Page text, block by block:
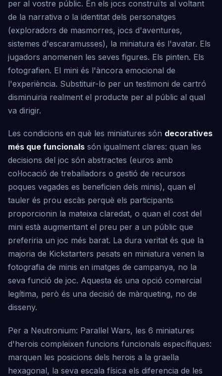
per al vostre públic. En els jocs construïts al voltant
de la narrativa o la identitat dels personatges
(exploradors de masmorres, jocs d'aventures,
sistemes d'escaramusses), la miniatura és l'avatar. Els
jugadors anomenen les seves figures. Els pinten. Els
fotografien. El mini és l'àncora emocional de
l'experiència. Substituir-lo per un testimoni de cartró
disminuiria realment el producte per al públic al qual
va dirigir.
Les condicions en què les miniatures són decoratives
més que funcionals són igualment clares: quan les
decisions del joc són abstractes (euros amb
col·locació de treballadors o gestió de recursos
poques vegades es beneficien dels minis), quan el
tauler és prou escàs perquè els participants
proporcionin la mateixa claredat, o quan el cost del
mini està augmentant el preu per a un públic que
preferiria un joc més barat. La dura veritat és que la
majoria de Kickstarters pesats en miniatura venen la
fotografia de minis en imatges de campanya, no la
seva funció de joc. Aquesta és una opció comercial
legítima, però és una decisió de màrqueting, no de
disseny.
Per a Neutronium: Parallel Wars, les 6 miniatures
d'herois compleixen funcions funcionals específiques:
marquen les posicions dels herois a la graella
hexagonal, la seva escala física els diferencia de les